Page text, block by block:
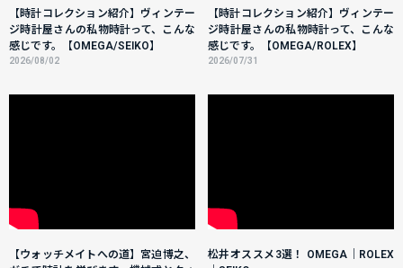
【時計コレクション紹介】ヴィンテー
ジ時計屋さんの私物時計って、こんな
感じです。【OMEGA/SEIKO】
2026/08/02
【時計コレクション紹介】ヴィンテー
ジ時計屋さんの私物時計って、こんな
感じです。【OMEGA/ROLEX】
2026/07/31
【ウォッチメイトへの道】宮迫博之、
松井オススメ3選！ OMEGA｜ROLEX